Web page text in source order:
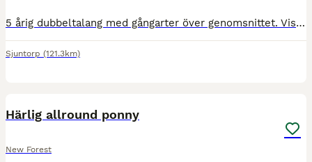
5 årig dubbeltalang med gångarter över genomsnittet. Visad på unghästtest där hon belönades med gångartsdiplom, klass 1 hoppning samt ridhästtalang. Mätt förra året till 164 cm. Sportig och nätt model
Sjuntorp (121.3km)
Härlig allround ponny
New Forest